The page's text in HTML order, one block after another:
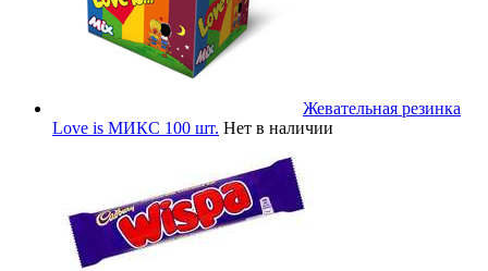
Жевательная резинка
Love is МИКС 100 шт. Нет в наличии